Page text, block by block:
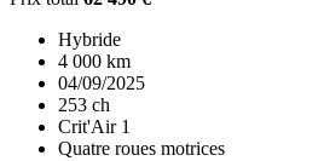
Hybride
4 000 km
04/09/2025
253 ch
Crit'Air 1
Quatre roues motrices